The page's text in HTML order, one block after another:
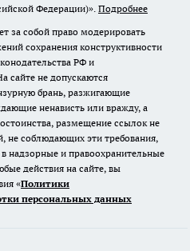
Федерации)». Подробнее
за собой право модерировать
сохранения конструктивности
РФ и
сайте не допускаются
брань, разжигающие
ненависть или вражду, а
размещение ссылок не
не соблюдающих эти требования,
надзорные и правоохранительные
действия на сайте, вы
«Политики
персональных данных